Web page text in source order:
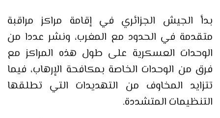
بدأ الجيش الجزائري في إقامة مراكز مراقبة
متقدمة في الحدود مع المغرب، ونشر عددا من
الوحدات العسكرية على طول هذه المراكز مع
فرق من الوحدات الخاصة بمكافحة الإرهاب، فيما
تتزايد المخاوف من التهديدات التي تطلقها
التنظيمات المتشددة.